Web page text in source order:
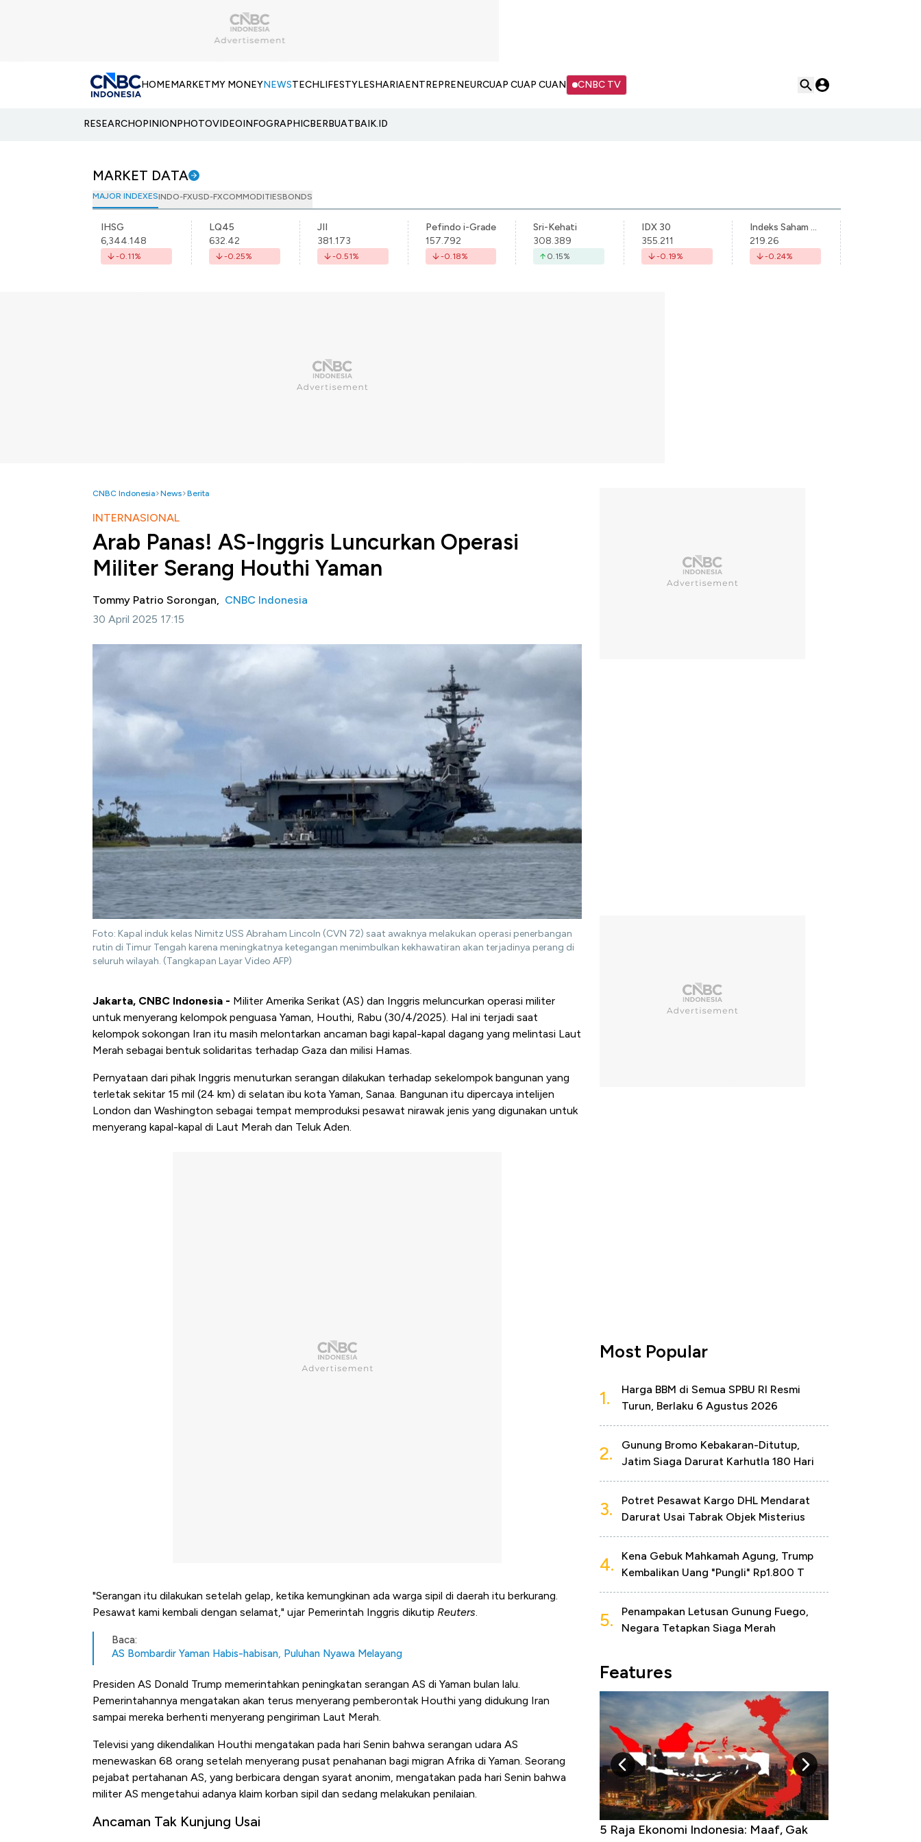
HOMEMARKETMY MONEYNEWSTECHLIFESTYLESHARIAENTREPRENEURCUAP CUAP CUAN CNBC TV
RESEARCHOPINIONPHOTOVIDEOINFOGRAPHICBERBUATBAIK.ID
MARKET DATA
MAJOR INDEXESINDO-FXUSD-FXCOMMODITIESBONDS
IHSG
6,344.148
-0.11%
LQ45
632.42
-0.25%
JII
381.173
-0.51%
Pefindo i-Grade
157.792
-0.18%
Sri-Kehati
308.389
0.15%
IDX 30
355.211
-0.19%
Indeks Saham Syariah Indonesia
219.26
-0.24%
CNBC Indonesia News Berita
INTERNASIONAL
Arab Panas! AS-Inggris Luncurkan Operasi
Militer Serang Houthi Yaman
Tommy Patrio Sorongan, CNBC Indonesia
30 April 2025 17:15
Foto: Kapal induk kelas Nimitz USS Abraham Lincoln (CVN 72) saat awaknya melakukan operasi penerbangan
rutin di Timur Tengah karena meningkatnya ketegangan menimbulkan kekhawatiran akan terjadinya perang di
seluruh wilayah. (Tangkapan Layar Video AFP)
Jakarta, CNBC Indonesia - Militer Amerika Serikat (AS) dan Inggris meluncurkan operasi militer
untuk menyerang kelompok penguasa Yaman, Houthi, Rabu (30/4/2025). Hal ini terjadi saat
kelompok sokongan Iran itu masih melontarkan ancaman bagi kapal-kapal dagang yang melintasi Laut
Merah sebagai bentuk solidaritas terhadap Gaza dan milisi Hamas.
Pernyataan dari pihak Inggris menuturkan serangan dilakukan terhadap sekelompok bangunan yang
terletak sekitar 15 mil (24 km) di selatan ibu kota Yaman, Sanaa. Bangunan itu dipercaya intelijen
London dan Washington sebagai tempat memproduksi pesawat nirawak jenis yang digunakan untuk
menyerang kapal-kapal di Laut Merah dan Teluk Aden.
"Serangan itu dilakukan setelah gelap, ketika kemungkinan ada warga sipil di daerah itu berkurang.
Pesawat kami kembali dengan selamat," ujar Pemerintah Inggris dikutip Reuters
Baca:
AS Bombardir Yaman Habis-habisan, Puluhan Nyawa Melayang
Presiden AS Donald Trump memerintahkan peningkatan serangan AS di Yaman bulan lalu.
Pemerintahannya mengatakan akan terus menyerang pemberontak Houthi yang didukung Iran
sampai mereka berhenti menyerang pengiriman Laut Merah.
Televisi yang dikendalikan Houthi mengatakan pada hari Senin bahwa serangan udara AS
menewaskan 68 orang setelah menyerang pusat penahanan bagi migran Afrika di Yaman. Seorang
pejabat pertahanan AS, yang berbicara dengan syarat anonim, mengatakan pada hari Senin bahwa
militer AS mengetahui adanya klaim korban sipil dan sedang melakukan penilaian.
Ancaman Tak Kunjung Usai
Most Popular
1.
Harga BBM di Semua SPBU RI Resmi
Turun, Berlaku 6 Agustus 2026
2.
Gunung Bromo Kebakaran-Ditutup,
Jatim Siaga Darurat Karhutla 180 Hari
3.
Potret Pesawat Kargo DHL Mendarat
Darurat Usai Tabrak Objek Misterius
4.
Kena Gebuk Mahkamah Agung, Trump
Kembalikan Uang "Pungli" Rp1.800 T
5.
Penampakan Letusan Gunung Fuego,
Negara Tetapkan Siaga Merah
Features
Bangkit dari Kubur! Bisnis Furniture &
Dolar AS Hancur di Asia: Rupiah, Won,